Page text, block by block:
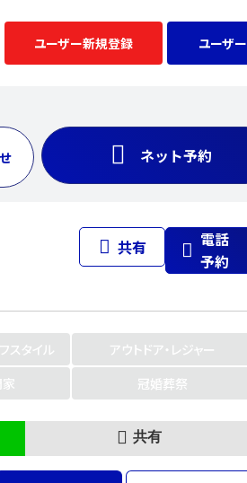
ユーザー新規登録 ユーザー
ネット予約
共有
電話
予約
スタイル
アウトドア・レジャー
冠婚葬祭
共有